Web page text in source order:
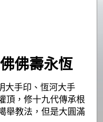
佛壽永恆
大手印、恆河大手
頂，修十九代傳承根
舉教法，但是大圓滿